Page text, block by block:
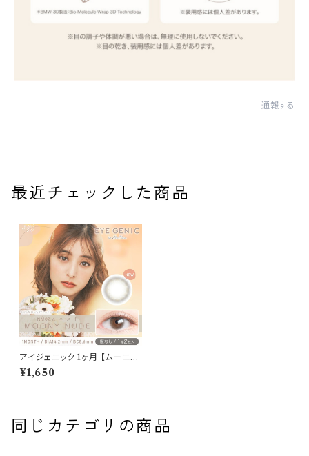
通報する
最近チェックした商品
アイジェニック 1ヶ月 【ムーニー
ヌードnew】2枚 14.5mm 度な
し 新木優子 EYE GENIC 1mo
¥1,650
同じカテゴリの商品